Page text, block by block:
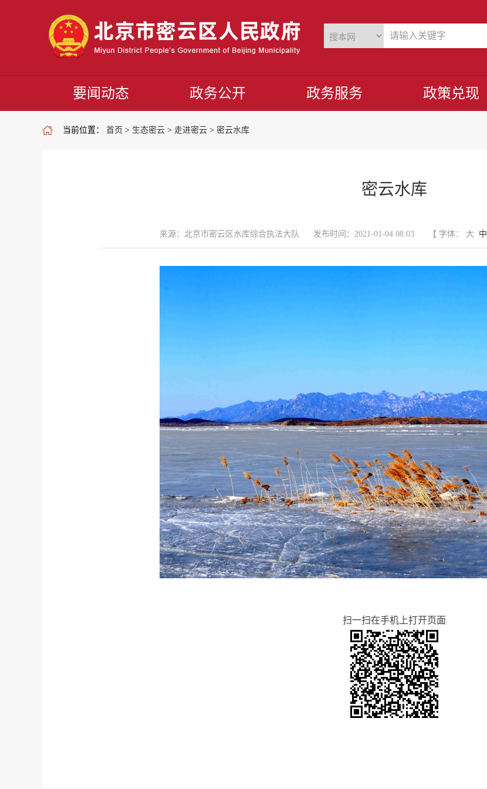
要闻动态 政务公开 政务服务 政策兑现
当前位置： 首页 > 生态密云 > 走进密云 > 密云水库
密云水库
来源：北京市密云区水库综合执法大队 发布时间：2021-01-04 08:03 【 字体： 大 中
扫一扫在手机上打开页面